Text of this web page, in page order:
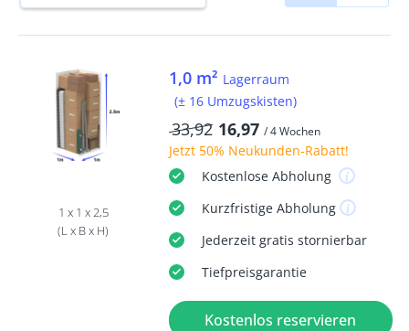
1 x 1 x 2,5
(L x B x H)
1,0 m² Lagerraum
(± 16 Umzugskisten)
33,92 16,97 / 4 Wochen
Jetzt 50% Neukunden-Rabatt!
KostenloseAbholung
KurzfristigeAbholung
Jederzeit gratis stornierbar
Tiefpreisgarantie
Kostenlos reservieren